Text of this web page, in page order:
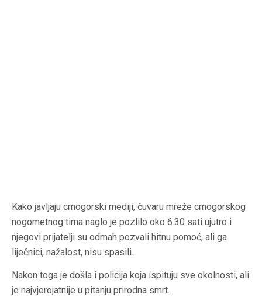
Kako javljaju crnogorski mediji, čuvaru mreže crnogorskog
nogometnog tima naglo je pozlilo oko 6.30 sati ujutro i
njegovi prijatelji su odmah pozvali hitnu pomoć, ali ga
liječnici, nažalost, nisu spasili.
Nakon toga je došla i policija koja ispituju sve okolnosti, ali
je najvjerojatnije u pitanju prirodna smrt.